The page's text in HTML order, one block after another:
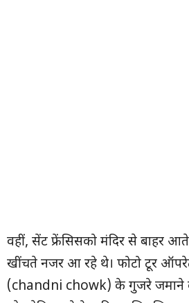
वहीं, सेंट फ्रेंसिसको मंदिर से बाहर
खींचते नजर आ रहे थे। फोटो टूर
(chandni chowk) के गुजरे जमाने